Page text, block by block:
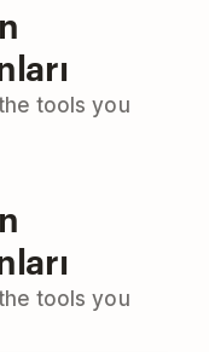
tools you
tools you